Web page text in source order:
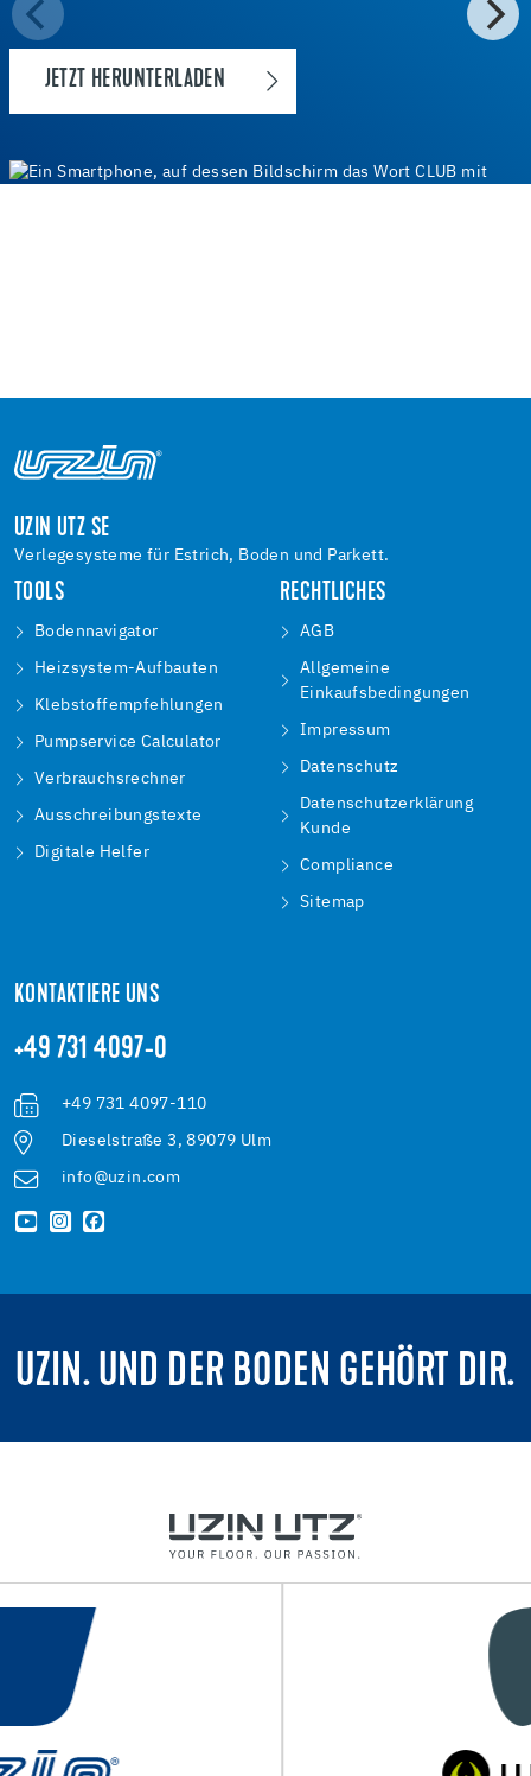
JETZT HERUNTERLADEN
UZIN UTZ SE
Verlegesysteme für Estrich, Boden und Parkett.
TOOLS
Bodennavigator
Heizsystem-Aufbauten
Klebstoffempfehlungen
Pumpservice Calculator
Verbrauchsrechner
Ausschreibungstexte
Digitale Helfer
RECHTLICHES
AGB
Allgemeine
Einkaufsbedingungen
Impressum
Datenschutz
Datenschutzerklärung
Kunde
Compliance
Sitemap
KONTAKTIERE UNS
+49 731 4097-0
+49 731 4097-110
Dieselstraße 3, 89079 Ulm
info@uzin.com
UZIN. UND DER BODEN GEHÖRT DIR.